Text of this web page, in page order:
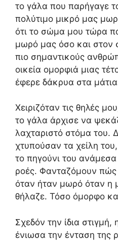
το γάλα που παρήγαγε
πολύτιμο μικρό μας
ότι το σώμα μου τώρα
μωρό μας όσο και στον
πιο σημαντικούς
οικεία ομορφιά μιας
έφερε δάκρυα στα
Χειριζόταν τις θηλές
το γάλα άρχισε να
λαχταριστό στόμα του.
χτυπούσαν τα χείλη
το πηγούνι του
ροές. Φανταζόμουν
όταν ήταν μωρό όταν η
θήλαζε. Τόσο όμορφο
Σχεδόν την ίδια στιγμή,
ένιωσα την ένταση της